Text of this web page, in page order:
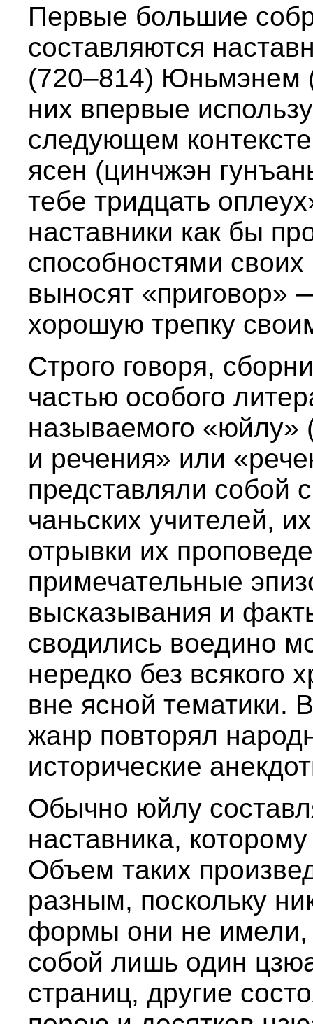
Первые большие
составляются
(720–814) Юньмэнем
них впервые
следующем
ясен (цинчжэн
тебе тридцать
наставники как бы
способностями
выносят «приговор»
хорошую трепку
Строго говоря,
частью особого
называемого «юйлу»
и речения» или
представляли собой
чаньских учителей,
отрывки их
примечательные
высказывания и
сводились воедино
нередко без всякого
вне ясной тематики.
жанр повторял
исторические
Обычно юйлу
наставника,
Объем таких
разным, поскольку
формы они не имели,
собой лишь один
страниц, другие